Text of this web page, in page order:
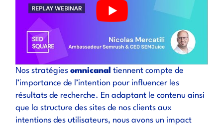
Nos stratégiesomnicanal tiennent compte de
l’importance de l’intention pour influencer les
résultats de recherche. En adaptant le contenu ainsi
que la structure des sites de nos clients aux
intentions des utilisateurs, nous avons un impact